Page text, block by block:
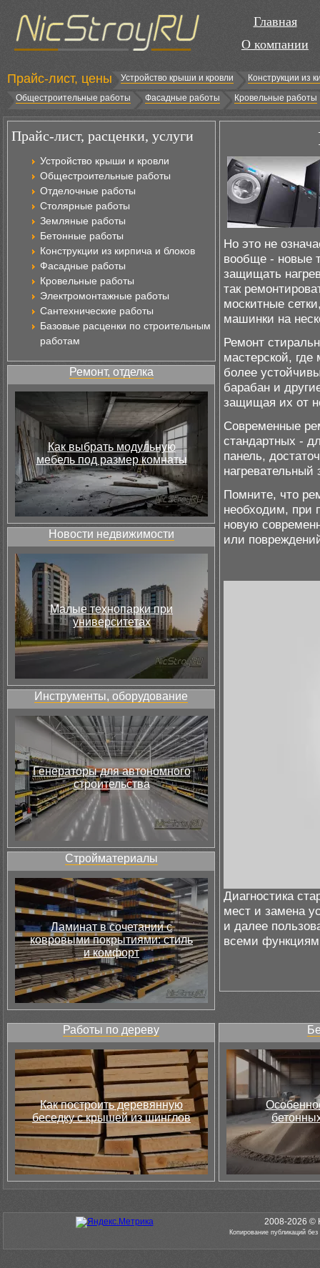
Главная
О компании
Прайс-лист, цены Устройство крыши и кровли
Конструкции из
Общестроительные работы
Фасадные работы Кровельные работы
Прайс-лист, расценки, услуги
Устройство крыши и кровли
Общестроительные работы
Отделочные работы
Столярные работы
Земляные работы
Бетонные работы
Конструкции из кирпича и блоков
Фасадные работы
Кровельные работы
Электромонтажные работы
Сантехнические работы
Базовые расценки по строительным
работам
Ремонт, отделка
Как выбрать модульную
мебель под размер комнаты
Новости недвижимости
Малые технопарки при
университетах
Инструменты, оборудование
Генераторы для автономного
строительства
Стройматериалы
Ламинат в сочетании с
ковровыми покрытиями: стиль
и комфорт
Но это не
вообще - новые
защищать
так
москитные
машинки на
Ремонт
мастерской,
более
барабан и
защищая их от
Современные
стандартных -
панель,
Помните, что
необходим, при
новую
или
Диагностика
мест и замена
и далее
всеми
Работы по дереву
Как построить деревянную
беседку с крышей из шинглов
2008-2026 ©
Копирование публикаций